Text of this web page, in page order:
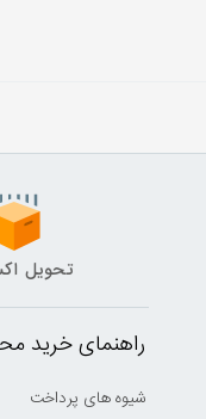
تحویل
راهنمای خرید
شیوه های پرداخت